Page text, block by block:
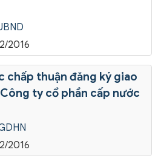
2016
2016
chấp thuận đăng ký giao
ty cổ phần cấp nước